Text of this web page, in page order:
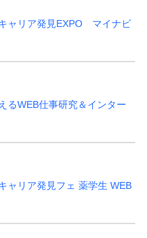
ャリア発見EXPO マイナビ
るWEB仕事研究＆インター
ャリア発見フェ 薬学生 WEB